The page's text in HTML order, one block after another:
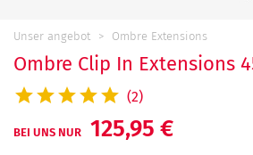
Unser angebot Ombre Extensions
Ombre Clip In Extensions
(2)
BEI UNS NUR 125,95 €